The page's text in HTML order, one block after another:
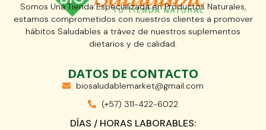
Somos Una Tienda Especializada en Productos Naturales,
estamos comprometidos con nuestros clientes a promover
hábitos Saludables a trávez de nuestros suplementos
dietarios y de calidad.
DATOS DE CONTACTO
biosaludablemarket@gmail.com
(+57) 311-422-6022
DÍAS / HORAS LABORABLES: